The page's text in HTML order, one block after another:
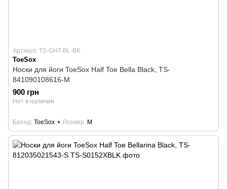
Артикул: TS-GHT-BL-BK
ToeSox
Носки для йоги ToeSox Half Toe Bella Black, TS-
841090108616-M
900 грн
Нет в наличии
Бренд ToeSox Розмир M